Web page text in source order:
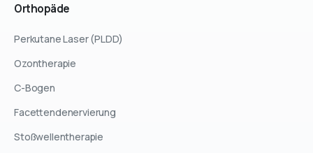
Orthopäde
Perkutane Laser (PLDD)
Ozontherapie
C-Bogen
Facettendenervierung
Stoßwellentherapie